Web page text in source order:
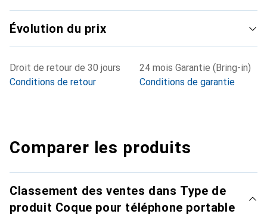
Évolution du prix
Droit de retour de 30 jours
Conditions de retour
24 mois Garantie (Bring-in)
Conditions de garantie
Comparer les produits
Classement des ventes dans Type de
produit Coque pour téléphone portable